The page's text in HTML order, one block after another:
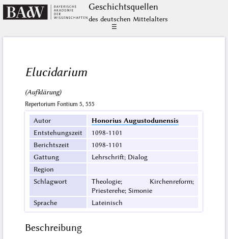
Geschichts­quellen
des deutschen Mittelalters
☰
Elucidarium
(Aufklärung)
Repertorium Fontium 5, 555
Autor
Honorius Augustodunensis
Entstehungszeit
1098-1101
Berichtszeit
1098-1101
Gattung
Lehrschrift; Dialog
Region
Schlagwort
Theologie; Kirchenreform;
Priesterehe; Simonie
Sprache
Lateinisch
Beschreibung